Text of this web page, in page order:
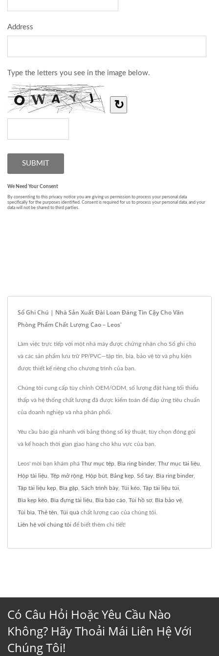
Sổ Ghi Chú | Nhà Sản Xuất Đài Loan Đáng Tin Cậy Cho Văn
Phòng Phẩm Chất Lượng Cao – Leos'
Làm việc trực tiếp với một nhà máy được chứng nhận cho Sổ ghi chú
và các sản phẩm lưu trữ PP/PVC—tập tin, bìa, bảo vệ tờ và phụ kiện
được thiết kế riêng cho chương trình của bạn.
Chúng tôi cung cấp tùy chỉnh OEM/ODM, số lượng đặt hàng tối thiểu
thấp và hệ thống chất lượng đã được kiểm toán để đáp ứng tiêu chuẩn
của doanh nghiệp và nhà phân phối.
Yêu cầu báo giá nhanh với bảng thông số kỹ thuật, tùy chọn đóng gói
và kế hoạch thời gian giao hàng cho khu vực của bạn.
Leos' mời bạn khám phá Thư mục tệp Bìa ring binder, Thư mục tài liệu
Hộp tài liệu Tệp mở rộng Hộp bút Bảng kẹp Sổ tay Bìa ring binder,
Tập tài liệu kẹp Bìa gập Sách trình bày Túi kéo Tập tài liệu túi
Bìa kẹp kéo Bìa đựng tài liệu Bìa báo cáo Túi hồ sơ, Bìa bảo vệ
Túi bìa Thẻ tên Túi quà chất lượng cao của chúng tôi.
Liên hệ với chúng tôi để biết thêm chi tiết!
Có Câu Hỏi Hoặc Yêu Cầu Nào
Không? Hãy Thoải Mái Liên Hệ Với
Chúng Tôi!